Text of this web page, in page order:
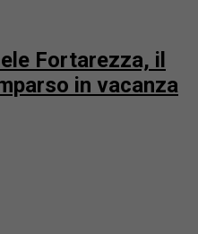
Fortarezza, il
in vacanza